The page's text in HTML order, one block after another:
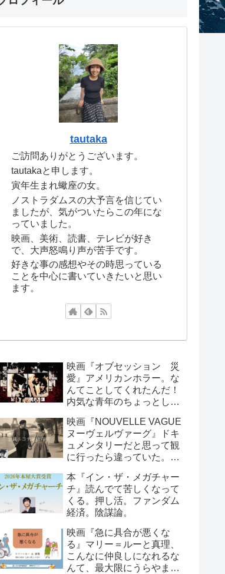
tautaka
ご訪問ありがとうございます。
tautakaと申します。
寅年生まれ蠍座の女。
ノストラダムスの大予言を信じてい
ましたが、気がついたらこの年にな
っていました。
映画、美術、読書、テレビが好き
で、大声怒鳴り声が苦手です。
好きな事の感想やその時思っている
ことを中心に書いていきたいと思い
ます。
映画『オブセッション 災
愛』アメリカンホラー。な
んてことしてくれたんだ！
内気な青年のちょっとした
えるシーンもあります。
映画『NOUVELLE VAGUE
ヌーヴェルヴァーグ』ドキ
ュメンタリーだと思って観
に行ったら違っていた。こ
の？と思っていたら世紀の
傑作が出来たという、すご
い話し。
本『イン・ザ・メガチャー
チ』読んでて苦しくなって
くる。押し活。ファンダム
経済。陰謀論。
映画『急に具合が悪くな
る』マリー＝ルーと真理、
こんなに仲良しになれるな
んて、最大限にうらやまし